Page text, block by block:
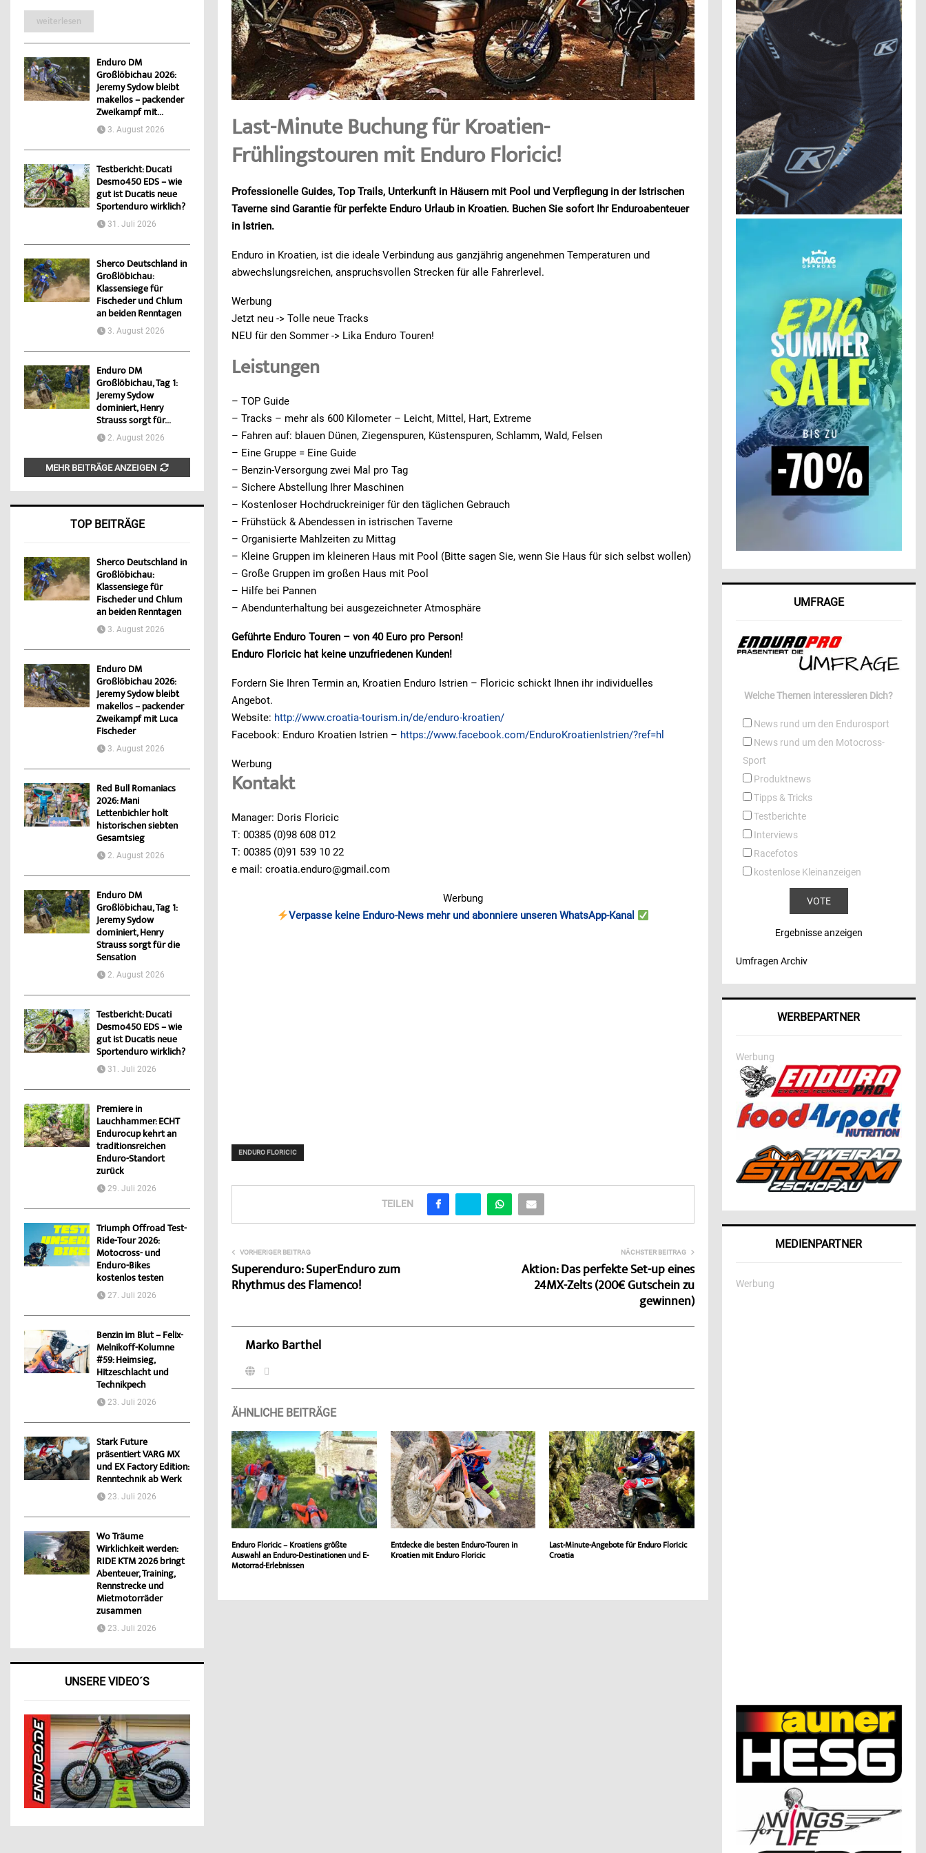
Last-Minute Buchung für Kroatien-
Frühlingstouren mit Enduro Floricic!
Professionelle Guides, Top Trails, Unterkunft in Häusern mit Pool und Verpflegung in der Istrischen
Taverne sind Garantie für perfekte Enduro Urlaub in Kroatien. Buchen Sie sofort Ihr Enduroabenteuer
in Istrien.
Enduro in Kroatien, ist die ideale Verbindung aus ganzjährig angenehmen Temperaturen und
abwechslungsreichen, anspruchsvollen Strecken für alle Fahrerlevel.
Werbung
Jetzt neu -> Tolle neue Tracks
NEU für den Sommer -> Lika Enduro Touren!
Leistungen
– TOP Guide
– Tracks – mehr als 600 Kilometer – Leicht, Mittel, Hart, Extreme
– Fahren auf: blauen Dünen, Ziegenspuren, Küstenspuren, Schlamm, Wald, Felsen
– Eine Gruppe = Eine Guide
– Benzin-Versorgung zwei Mal pro Tag
– Sichere Abstellung Ihrer Maschinen
– Kostenloser Hochdruckreiniger für den täglichen Gebrauch
– Frühstück & Abendessen in istrischen Taverne
– Organisierte Mahlzeiten zu Mittag
– Kleine Gruppen im kleineren Haus mit Pool (Bitte sagen Sie, wenn Sie Haus für sich selbst wollen)
– Große Gruppen im großen Haus mit Pool
– Hilfe bei Pannen
– Abendunterhaltung bei ausgezeichneter Atmosphäre
Geführte Enduro Touren – von 40 Euro pro Person!
Enduro Floricic hat keine unzufriedenen Kunden!
Fordern Sie Ihren Termin an, Kroatien Enduro Istrien – Floricic schickt Ihnen ihr individuelles
Angebot.
Website: http://www.croatia-tourism.in/de/enduro-kroatien/
Facebook: Enduro Kroatien Istrien – https://www.facebook.com/EnduroKroatienIstrien/?ref=hl
Werbung
Kontakt
Manager: Doris Floricic
T: 00385 (0)98 608 012
T: 00385 (0)91 539 10 22
e mail: croatia.enduro@gmail.com
Werbung
Verpasse keine Enduro-News mehr und abonniere unseren WhatsApp-Kanal
ENDURO FLORICIC
TEILEN
VORHERIGER BEITRAG
Superenduro: SuperEnduro zum
Rhythmus des Flamenco!
NÄCHSTER BEITRAG
Aktion: Das perfekte Set-up eines
24MX-Zelts (200€ Gutschein zu
gewinnen)
Marko Barthel
ÄHNLICHE BEITRÄGE
Enduro Floricic – Kroatiens größte
Auswahl an Enduro-Destinationen und E-
Motorrad-Erlebnissen
Entdecke die besten Enduro-Touren in
Kroatien mit Enduro Floricic
Last-Minute-Angebote für Enduro Floricic
Croatia
weiterlesen
Enduro DM
Großlöbichau 2026:
Jeremy Sydow bleibt
makellos – packender
Zweikampf mit...
3. August 2026
Testbericht: Ducati
Desmo450 EDS – wie
gut ist Ducatis neue
Sportenduro wirklich?
31. Juli 2026
Sherco Deutschland in
Großlöbichau:
Klassensiege für
Fischeder und Chlum
an beiden Renntagen
3. August 2026
Enduro DM
Großlöbichau, Tag 1:
Jeremy Sydow
dominiert, Henry
Strauss sorgt für...
2. August 2026
MEHR BEITRÄGE ANZEIGEN
TOP BEITRÄGE
Sherco Deutschland in
Großlöbichau:
Klassensiege für
Fischeder und Chlum
an beiden Renntagen
3. August 2026
Enduro DM
Großlöbichau 2026:
Jeremy Sydow bleibt
makellos – packender
Zweikampf mit Luca
Fischeder
3. August 2026
Red Bull Romaniacs
2026: Mani
Lettenbichler holt
historischen siebten
Gesamtsieg
2. August 2026
Enduro DM
Großlöbichau, Tag 1:
Jeremy Sydow
dominiert, Henry
Strauss sorgt für die
Sensation
2. August 2026
Testbericht: Ducati
Desmo450 EDS – wie
gut ist Ducatis neue
Sportenduro wirklich?
31. Juli 2026
Premiere in
Lauchhammer: ECHT
Endurocup kehrt an
traditionsreichen
Enduro-Standort
zurück
29. Juli 2026
Triumph Offroad Test-
Ride-Tour 2026:
Motocross- und
Enduro-Bikes
kostenlos testen
27. Juli 2026
Benzin im Blut – Felix-
Melnikoff-Kolumne
#59: Heimsieg,
Hitzeschlacht und
Technikpech
23. Juli 2026
Stark Future
präsentiert VARG MX
und EX Factory Edition:
Renntechnik ab Werk
23. Juli 2026
Wo Träume
Wirklichkeit werden:
RIDE KTM 2026 bringt
Abenteuer, Training,
Rennstrecke und
Mietmotorräder
zusammen
23. Juli 2026
UNSERE VIDEO´S
UMFRAGE
Welche Themen interessieren Dich?
News rund um den Endurosport
News rund um den Motocross-
Sport
Produktnews
Tipps & Tricks
Testberichte
Interviews
Racefotos
kostenlose Kleinanzeigen
Ergebnisse anzeigen
Umfragen Archiv
WERBEPARTNER
Werbung
MEDIENPARTNER
Werbung